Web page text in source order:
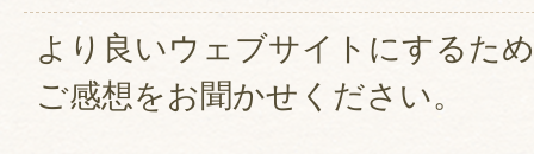
より良いウェブサイトにするた
ご感想をお聞かせください。